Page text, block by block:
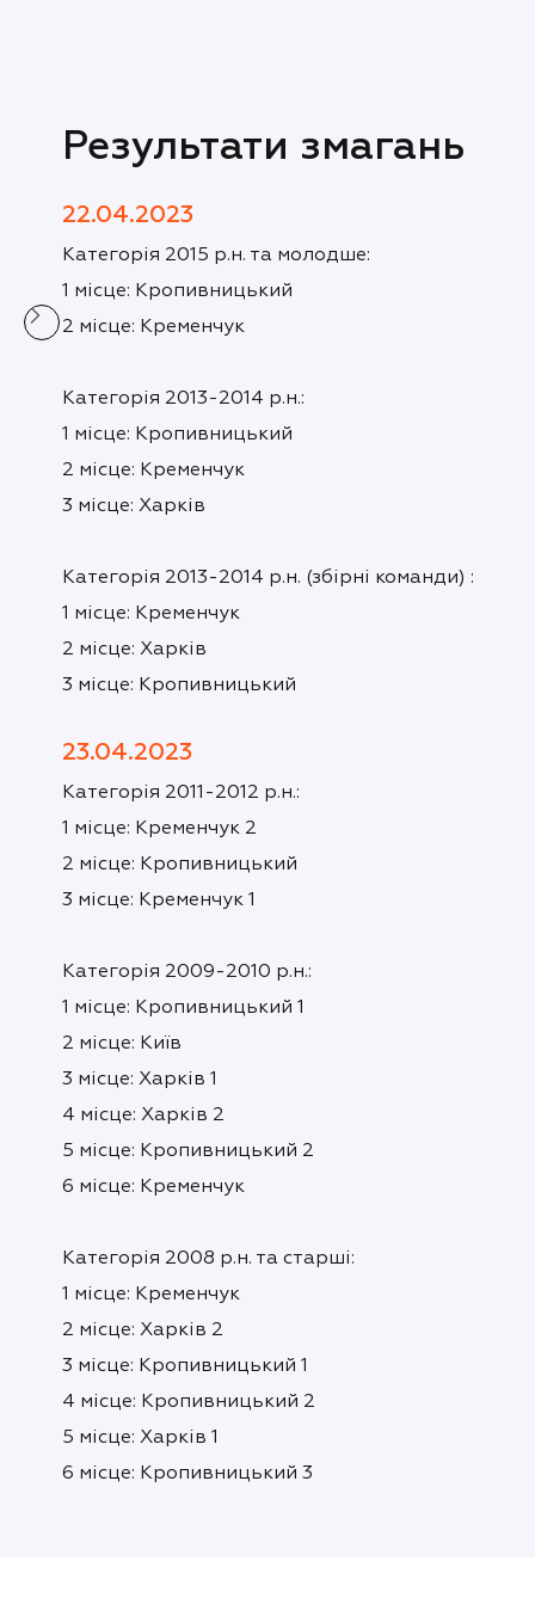
Результати змагань
22.04.2023
Категорія 2015 р.н. та молодше:
1 місце: Кропивницький
2 місце: Кременчук
Категорія 2013-2014 р.н.:
1 місце: Кропивницький
2 місце: Кременчук
3 місце: Харків
Категорія 2013-2014 р.н. (збірні команди) :
1 місце: Кременчук
2 місце: Харків
3 місце: Кропивницький
23.04.2023
Категорія 2011-2012 р.н.:
1 місце: Кременчук 2
2 місце: Кропивницький
3 місце: Кременчук 1
Категорія 2009-2010 р.н.:
1 місце: Кропивницький 1
2 місце: Київ
3 місце: Харків 1
4 місце: Харків 2
5 місце: Кропивницький 2
6 місце: Кременчук
Категорія 2008 р.н. та старші:
1 місце: Кременчук
2 місце: Харків 2
3 місце: Кропивницький 1
4 місце: Кропивницький 2
5 місце: Харків 1
6 місце: Кропивницький 3